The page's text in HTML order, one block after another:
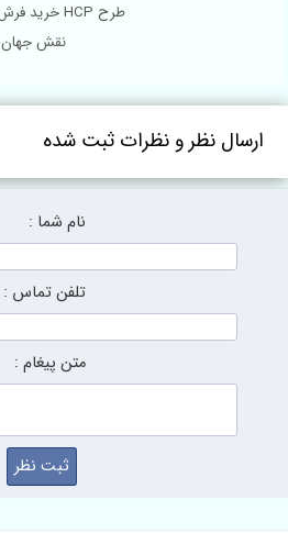
نقش جهان
ارسال نظر و نظرات ثبت شده
نام شما :
تلفن تماس :
متن پیغام :